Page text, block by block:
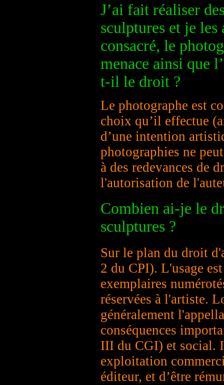
J’ai fait réaliser
sculptures et je
consacré, le
menace ainsi que
t-il le droit ?
Le photographe est
choix qu’il effectue
d’une intention
photographies ne
à des redevances de
l'autorisation de
Combien ai-je le
sculptures ?
Sur le plan du droit
2 du CPI). L'usage
exemplaires
réservées à l'artiste.
généralement
conséquences
III du CGI) et social.
exploitation
éditeur, et d’être